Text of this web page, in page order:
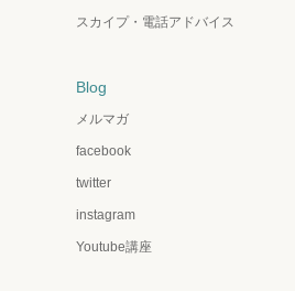
スカイプ・電話アドバイス
Blog
メルマガ
facebook
twitter
instagram
Youtube講座